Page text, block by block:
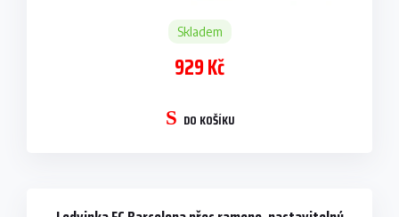
Skladem
929 Kč
DO KOŠÍKU